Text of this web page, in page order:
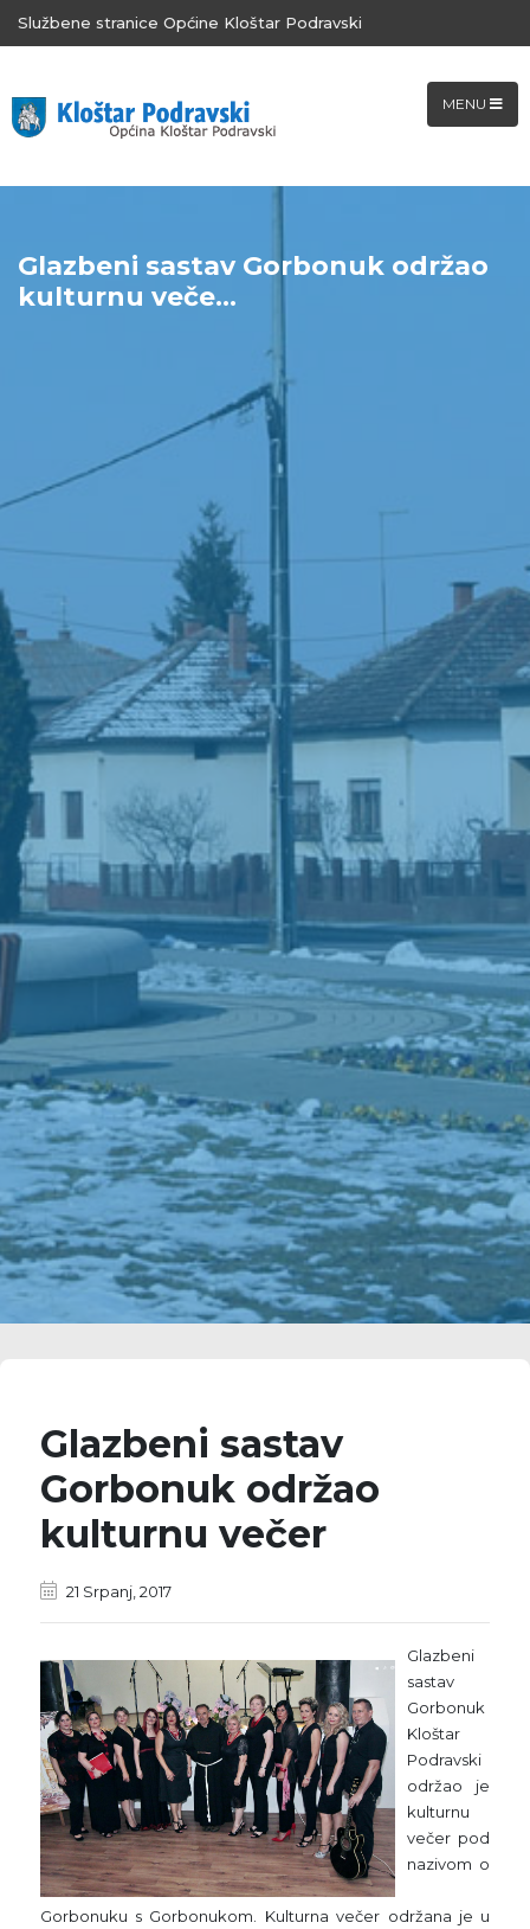
Službene stranice Općine Kloštar Podravski
MENU
Glazbeni sastav Gorbonuk održao
kulturnu veče...
Glazbeni sastav
Gorbonuk održao
kulturnu večer
21 Srpanj, 2017
Glazbeni
sastav
Gorbonuk
Kloštar
Podravski
održao je
kulturnu
večer pod
nazivom o
Gorbonuku s Gorbonukom. Kulturna večer održana je u